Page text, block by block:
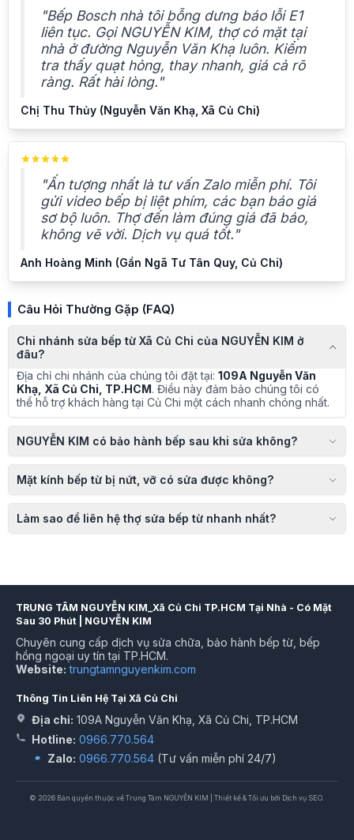
"Bếp Bosch nhà tôi bỗng dưng báo lỗi E1
liên tục. Gọi NGUYỄN KIM, thợ có mặt tại
nhà ở đường Nguyễn Văn Khạ luôn. Kiểm
tra thấy quạt hỏng, thay nhanh, giá cả rõ
ràng. Rất hài lòng."
Chị Thu Thủy (Nguyễn Văn Khạ, Xã Củ Chi)
"Ấn tượng nhất là tư vấn Zalo miễn phí. Tôi
gửi video bếp bị liệt phím, các bạn báo giá
sơ bộ luôn. Thợ đến làm đúng giá đã báo,
không vẽ vời. Dịch vụ quá tốt."
Anh Hoàng Minh (Gần Ngã Tư Tân Quy, Củ Chi)
Câu Hỏi Thường Gặp (FAQ)
Chi nhánh sửa bếp từ Xã Củ Chi của NGUYỄN KIM ở
đâu?
Địa chỉ chi nhánh của chúng tôi đặt tại: 109A Nguyễn Văn
Khạ, Xã Củ Chi, TP.HCM. Điều này đảm bảo chúng tôi có
thể hỗ trợ khách hàng tại Củ Chi một cách nhanh chóng nhất.
NGUYỄN KIM có bảo hành bếp sau khi sửa không?
Mặt kính bếp từ bị nứt, vỡ có sửa được không?
Làm sao để liên hệ thợ sửa bếp từ nhanh nhất?
TRUNG TÂM NGUYỄN KIM_Xã Củ Chi TP.HCM Tại Nhà - Có Mặt
Sau 30 Phút | NGUYỄN KIM
Chuyên cung cấp dịch vụ sửa chữa, bảo hành bếp từ, bếp
hồng ngoại uy tín tại TP.HCM.
Website: trungtamnguyenkim.com
Thông Tin Liên Hệ Tại Xã Củ Chi
Địa chỉ: 109A Nguyễn Văn Khạ, Xã Củ Chi, TP.HCM
Hotline: 0966.770.564
Zalo: 0966.770.564 (Tư vấn miễn phí 24/7)
© 2026 Bản quyền thuộc về Trung Tâm NGUYỄN KIM | Thiết kế & Tối ưu bởi Dịch vụ SEO.